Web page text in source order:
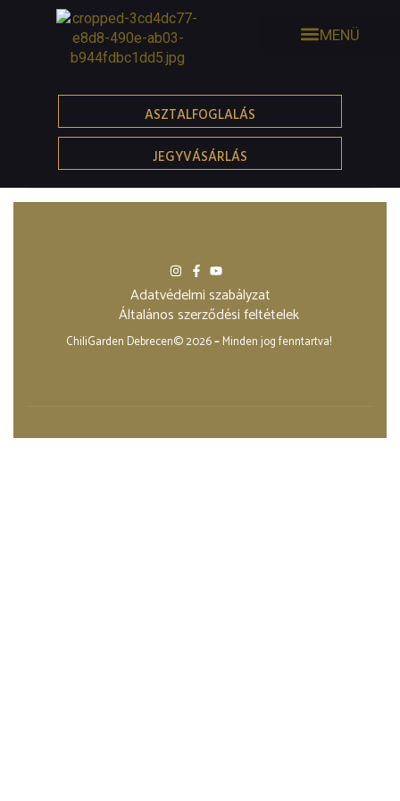
ASZTALFOGLALÁS
JEGYVÁSÁRLÁS
Adatvédelmi szabályzat
Általános szerződési feltételek
ChiliGarden Debrecen© 2026–Minden jog fenntartva!